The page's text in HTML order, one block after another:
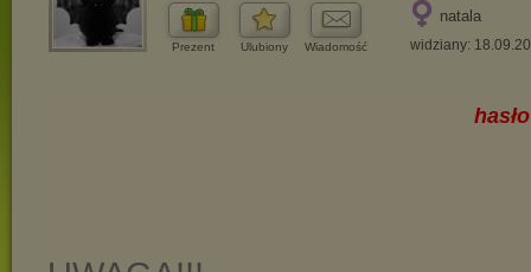
Prezent Ulubiony Wiadomość
natala
widziany: